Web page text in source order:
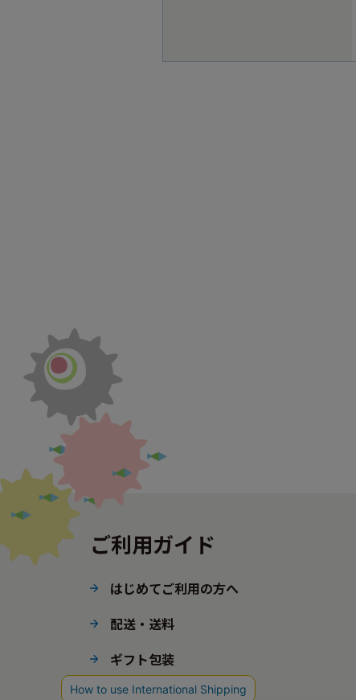
ご利用ガイド
はじめてご利用の方へ
配送・送料
ギフト包装
ポイント・会員ステージ